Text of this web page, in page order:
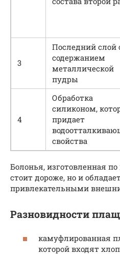
3
Последний слой
содержанием
металлической
пудры
4
Обработка
силиконом,
придает
свойства
Болонья, изготовленная
стоит дороже, но и
привлекательными
Разновидности
камуфлированная
которой входят